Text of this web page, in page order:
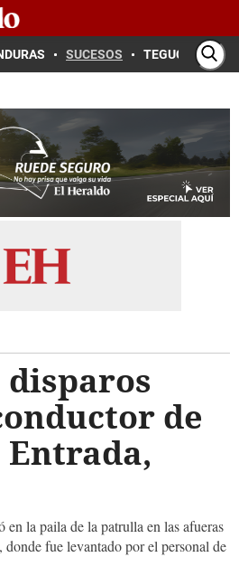
SUCESOS TEGUCIGALPA
de
Entrada,
la paila de la patrulla en las afueras
fue levantado por el personal de